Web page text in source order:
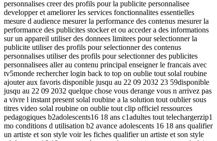
personnalises creer des profils pour la publicite personnalisee
developper et ameliorer les services fonctionnalites essentielles
mesure d audience mesurer la performance des contenus mesurer la
performance des publicites stocker et ou acceder a des informations
sur un appareil utiliser des donnees limitees pour selectionner la
publicite utiliser des profils pour selectionner des contenus
personnalises utiliser des profils pour selectionner des publicites
personnalisees aller au contenu principal enseigner le francais avec
tv5monde rechercher login back to top on oublie tout solal roubine
ajouter aux favoris disponible jusqu au 22 09 2032 23 59disponible
jusqu au 22 09 2032 quelque chose vous derange vous n arrivez pas
a vivre l instant present solal roubine a la solution tout oublier sous
titres video solal roubine on oublie tout clip officiel ressources
pedagogiques b2adolescents16 18 ans c1adultes tout telechargerzip1
mo conditions d utilisation b2 avance adolescents 16 18 ans qualifier
un artiste et son style voir les fiches qualifier un artiste et son style